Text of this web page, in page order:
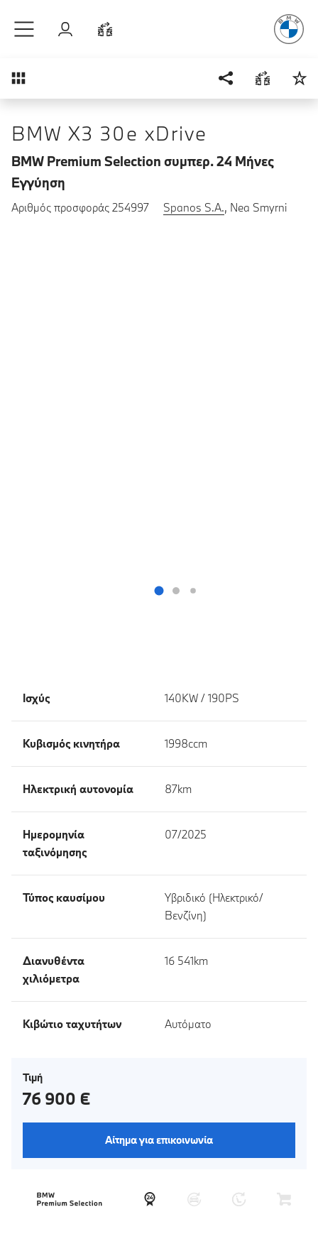
Σύνδεση
Επισκόπηση
BMW X3 30e xDrive
BMW Premium Selection συμπερ. 24 Μήνες
Εγγύηση
Αριθμός προσφοράς 254997 Spanos S.A., Nea Smyrni
Ισχύς 140KW / 190PS
Κυβισμός κινητήρα 1998ccm
Ηλεκτρική αυτονομία 87km
Ημερομηνία
ταξινόμησης
07/2025
Τύπος καυσίμου
Υβριδικό (Ηλεκτρικό/
Βενζίνη)
Διανυθέντα
χιλιόμετρα
16 541km
Κιβώτιο ταχυτήτων Αυτόματο
Τιμή
76 900 €
Αίτημα για επικοινωνία